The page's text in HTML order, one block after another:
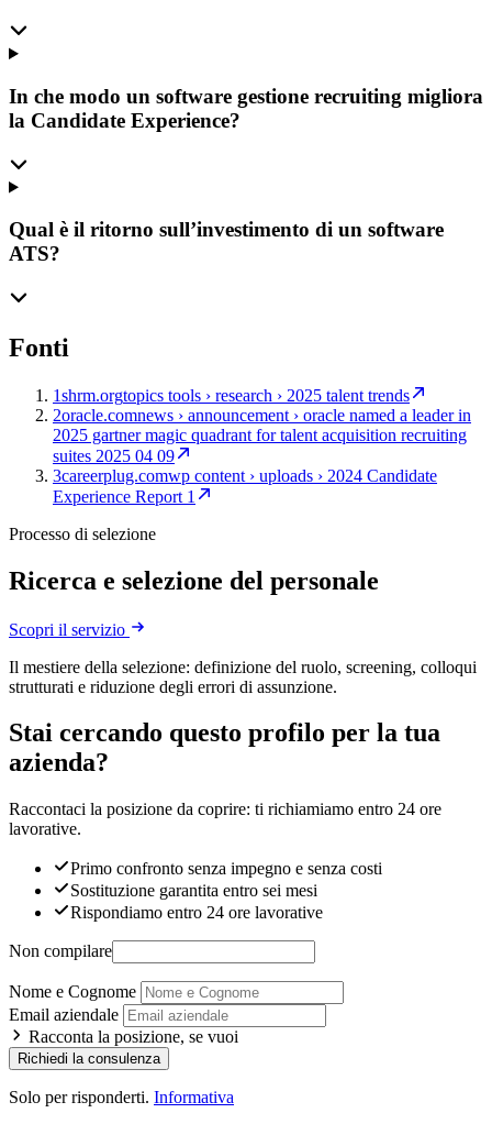
In che modo un software gestione recruiting migliora
la Candidate Experience?
Qual è il ritorno sull’investimento di un software
ATS?
Fonti
1shrm.orgtopics tools › research › 2025 talent trends
2oracle.comnews › announcement › oracle named a leader in
2025 gartner magic quadrant for talent acquisition recruiting
suites 2025 04 09
3careerplug.comwp content › uploads › 2024 Candidate
Experience Report 1
Processo di selezione
Ricerca e selezione del personale
Scopri il servizio
Il mestiere della selezione: definizione del ruolo, screening, colloqui
strutturati e riduzione degli errori di assunzione.
Stai cercando questo profilo per la tua
azienda?
Raccontaci la posizione da coprire: ti richiamiamo entro 24 ore
lavorative.
Primo confronto senza impegno e senza costi
Sostituzione garantita entro sei mesi
Rispondiamo entro 24 ore lavorative
Non compilare
Nome e Cognome
Email aziendale
Racconta la posizione, se vuoi
Richiedi la consulenza
Solo per risponderti. Informativa